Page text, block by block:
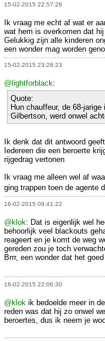
15-02-2015 22:57:28
Ik vraag me echt af wat er
wat hem is overkomen dat
Gelukkig zijn alle kinderen
een wonder mag worden
15-02-2015 23:28:23
@lightforblack:
Quote:
Hun chauffeur, de 68-
Gilbertson, werd onwel
Ik denk dat dit antwoord
Iedereen die een beroerte
rijgedrag vertonen
Ik vraag me alleen wel af
ging trappen toen de agente
16-02-2015 09:41:22
@klok: Dat is eigenlijk wel
behoorlijk veel blackouts
reageert en je komt de weg
gereden zou je toch
Brrr, een wonder dat het
16-02-2015 22:06:30
@klok ik bedoelde meer in
reden was dat hij zo onwel
beroertes, dus ik neem je